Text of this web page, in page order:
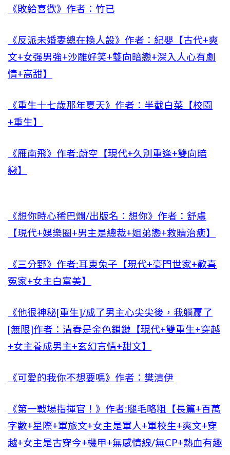
《敗給喜歡》作者：竹已
《反派未婚妻總在換人設》作者：紀嬰【古代+爽
文+女强男強+沙雕好笑+雙向暗戀+深入人心有劇
情+高甜】
《重生十七歲那年夏天》作者：半截白菜【校園
+重生】
《雁南飛》作者:蔚空【現代+久別重逢+雙向暗
戀】
《想你時心稀巴爛/出版名：想你》作者：舒虞
【現代+娛樂圈+男主是總裁+姐弟戀+救贖治癒】
《三分野》作者:耳東兔子【現代+豪門世家+歡喜
冤家+女主白富美】
《他很神秘[重生]/成了男主心尖尖後，我躺贏了
[無限]作者：清春是金色鎖鏈【現代+雙重生+穿越
+女主養成男主+玄幻言情+甜文】
《可愛的我你不想要嗎》作者：樊清伊
《第一戰場指揮官！》作者:腿毛略粗【長篇+百萬
字數+星際+軍旅文+女主是軍人+軍校生+爽文+穿
越+女主是古穿今+機甲+無感情線/無CP+熱血有趣